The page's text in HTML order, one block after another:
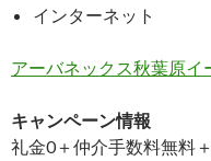
インターネット
アーバネックス秋葉原
キャンペーン情報
礼金0＋仲介手数料無料 ＋